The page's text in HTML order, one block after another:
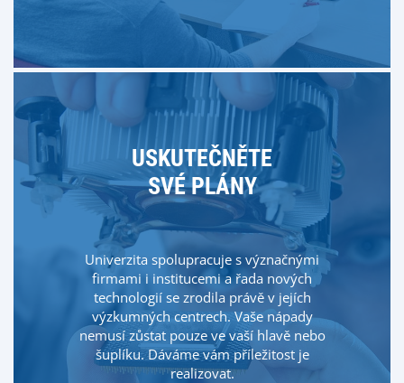
USKUTEČNĚTE
SVÉ PLÁNY
Univerzita spolupracuje s význačnými
firmami i institucemi a řada nových
technologií se zrodila právě v jejích
výzkumných centrech. Vaše nápady
nemusí zůstat pouze ve vaší hlavě nebo
šuplíku. Dáváme vám příležitost je
realizovat.